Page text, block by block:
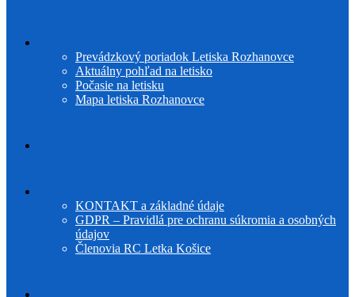
Prevádzkový poriadok Letiska Rozhanovce
Aktuálny pohľad na letisko
Počasie na letisku
Mapa letiska Rozhanovce
KONTAKT a základné údaje
GDPR – Pravidlá pre ochranu súkromia a osobných
údajov
Členovia RC Letka Košice